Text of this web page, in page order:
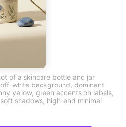
of a skincare bottle and jar
white background, dominant
yellow, green accents on labels,
shadows, high-end minimal